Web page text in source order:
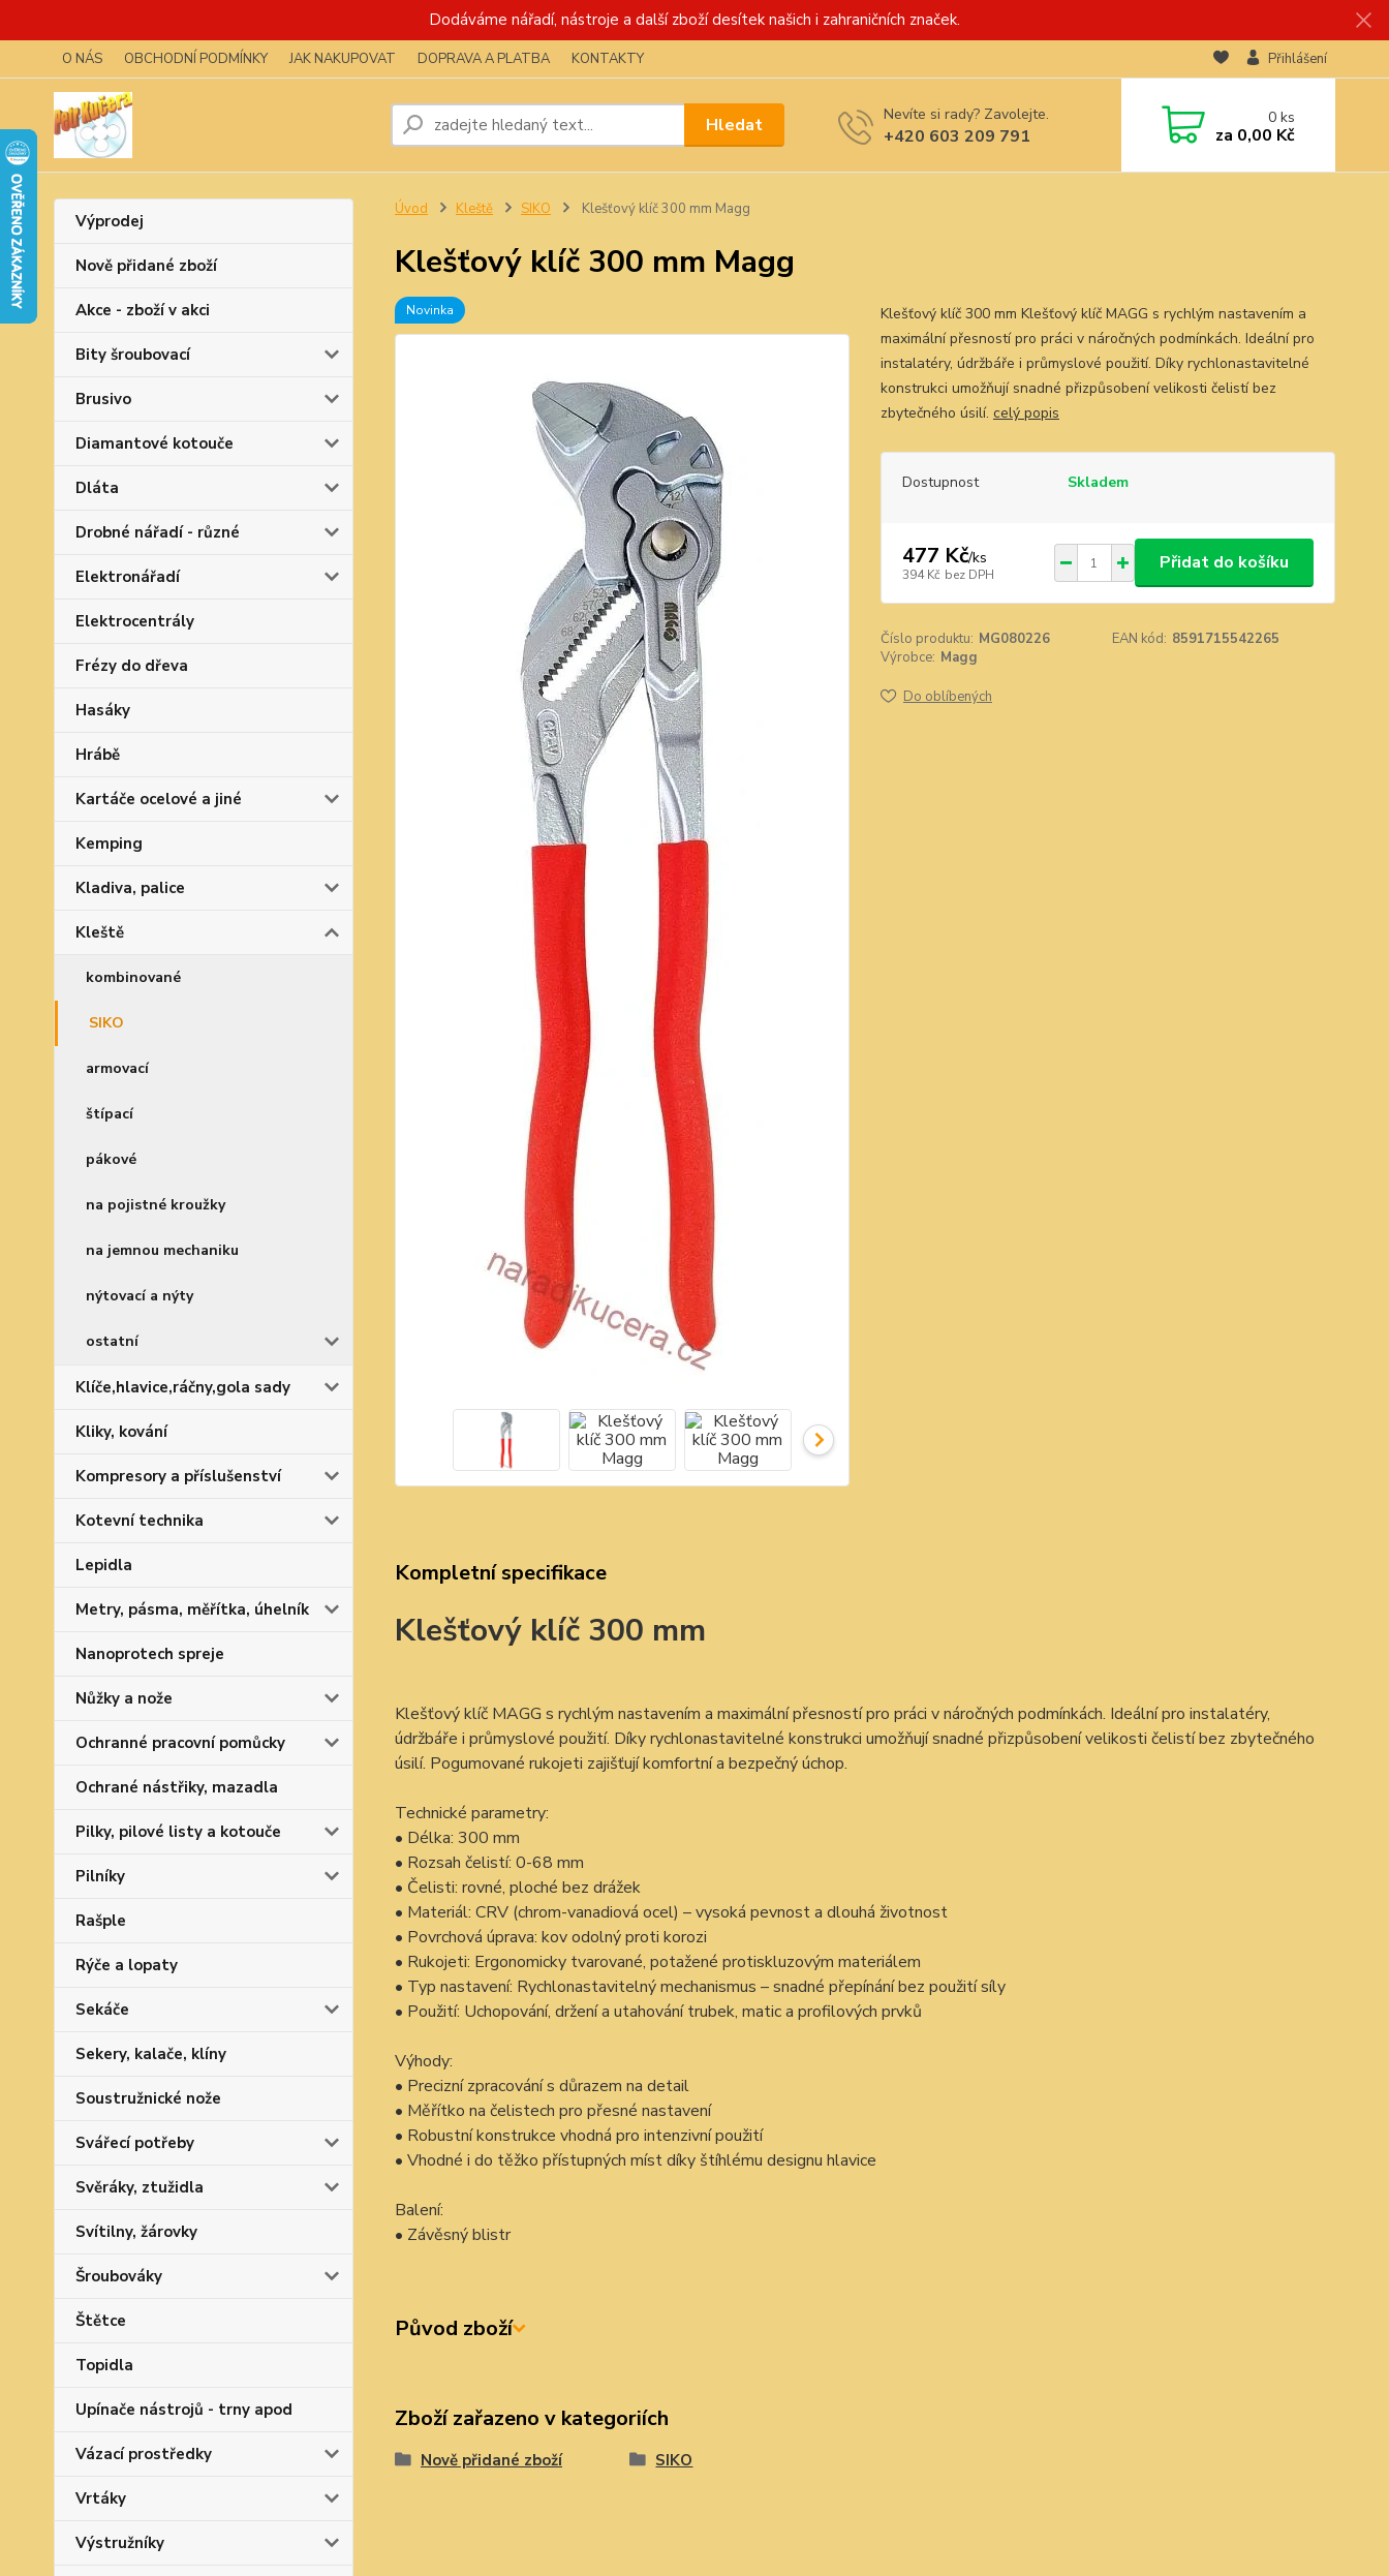
Dodáváme nářadí, nástroje a další zboží desítek našich i zahraničních značek.
O NÁS OBCHODNÍ PODMÍNKY JAK NAKUPOVAT DOPRAVA A PLATBA KONTAKTY Přihlášení
Hledat Nevíte si rady? Zavolejte.
+420 603 209 791
0ks
za 0,00 Kč
Výprodej
Nově přidané zboží
Akce - zboží v akci
Bity šroubovací
Brusivo
Diamantové kotouče
Dláta
Drobné nářadí - různé
Elektronářadí
Elektrocentrály
Frézy do dřeva
Hasáky
Hrábě
Kartáče ocelové a jiné
Kemping
Kladiva, palice
Kleště
kombinované
SIKO
armovací
štípací
pákové
na pojistné kroužky
na jemnou mechaniku
nýtovací a nýty
ostatní
Klíče,hlavice,ráčny,gola sady
Kliky, kování
Kompresory a příslušenství
Kotevní technika
Lepidla
Metry, pásma, měřítka, úhelník
Nanoprotech spreje
Nůžky a nože
Ochranné pracovní pomůcky
Ochrané nástřiky, mazadla
Pilky, pilové listy a kotouče
Pilníky
Rašple
Rýče a lopaty
Sekáče
Sekery, kalače, klíny
Soustružnické nože
Svářecí potřeby
Svěráky, ztužidla
Svítilny, žárovky
Šroubováky
Štětce
Topidla
Upínače nástrojů - trny apod
Vázací prostředky
Vrtáky
Výstružníky
Úvod Kleště SIKO Klešťový klíč 300 mm Magg
Klešťový klíč 300 mm Magg
Novinka
Klešťový klíč 300 mm Klešťový klíč MAGG s rychlým nastavením a
maximální přesností pro práci v náročných podmínkách. Ideální pro
instalatéry, údržbáře i průmyslové použití. Díky rychlonastavitelné
konstrukci umožňují snadné přizpůsobení velikosti čelistí bez
zbytečného úsilí. celý popis
Dostupnost Skladem
477 Kč/ks
394 Kč bez DPH
Přidat do košíku
Číslo produktu: MG080226 EAN kód: 8591715542265
Výrobce: Magg
Do oblíbených
Kompletní specifikace
Klešťový klíč 300 mm
Klešťový klíč MAGG s rychlým nastavením a maximální přesností pro práci v náročných podmínkách. Ideální pro instalatéry,
údržbáře i průmyslové použití. Díky rychlonastavitelné konstrukci umožňují snadné přizpůsobení velikosti čelistí bez zbytečného
úsilí. Pogumované rukojeti zajišťují komfortní a bezpečný úchop.
Technické parametry:
• Délka: 300 mm
• Rozsah čelistí: 0-68 mm
• Čelisti: rovné, ploché bez drážek
• Materiál: CRV (chrom-vanadiová ocel) – vysoká pevnost a dlouhá životnost
• Povrchová úprava: kov odolný proti korozi
• Rukojeti: Ergonomicky tvarované, potažené protiskluzovým materiálem
• Typ nastavení: Rychlonastavitelný mechanismus – snadné přepínání bez použití síly
• Použití: Uchopování, držení a utahování trubek, matic a profilových prvků
Výhody:
• Precizní zpracování s důrazem na detail
• Měřítko na čelistech pro přesné nastavení
• Robustní konstrukce vhodná pro intenzivní použití
• Vhodné i do těžko přístupných míst díky štíhlému designu hlavice
Balení:
• Závěsný blistr
Původ zboží
Zboží zařazeno v kategoriích
Nově přidané zboží SIKO